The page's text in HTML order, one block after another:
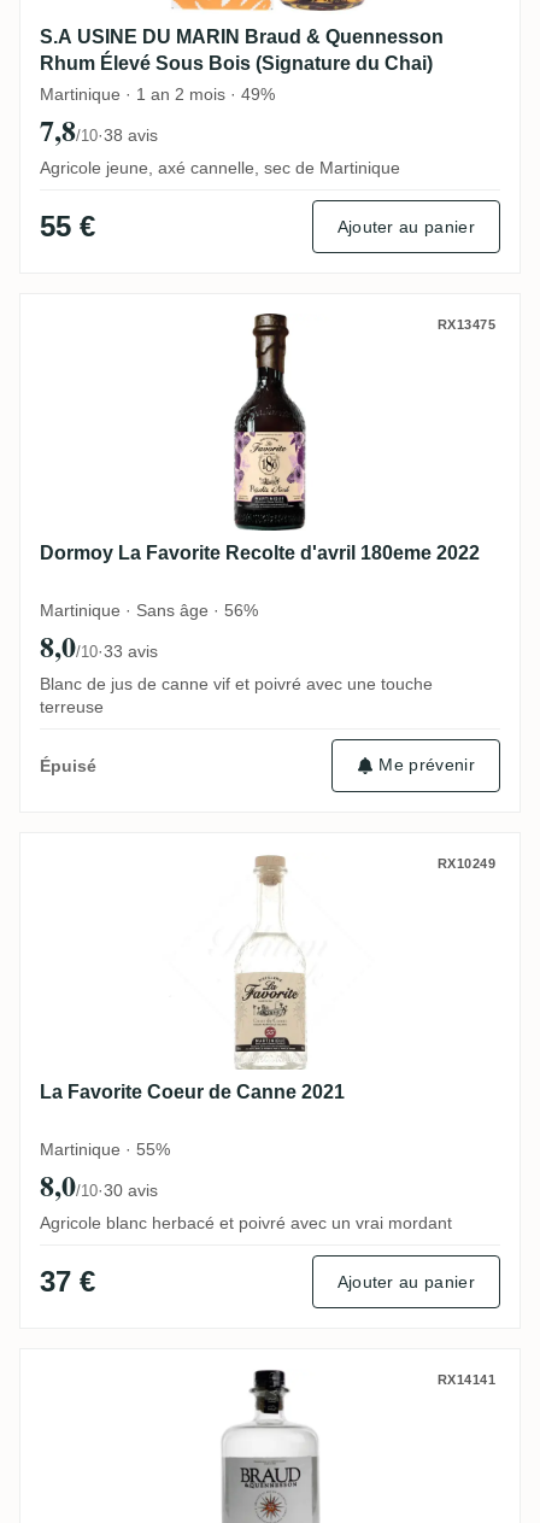
S.A USINE DU MARIN Braud & Quennesson
Rhum Élevé Sous Bois (Signature du Chai)
Martinique · 1 an 2 mois · 49%
7,8/10·38 avis
Agricole jeune, axé cannelle, sec de Martinique
55 € Ajouter au panier
Dormoy La Favorite Recolte d'avrilRX13475
Dormoy La Favorite Recolte d'avril 180eme 2022
Martinique · Sans âge · 56%
8,0/10·33 avis
Blanc de jus de canne vif et poivré avec une touche
terreuse
Épuisé Me prévenir
La Favorite Coeur de Canne 2021 RX10249
La Favorite Coeur de Canne 2021
Martinique · 55%
8,0/10·30 avis
Agricole blanc herbacé et poivré avec un vrai mordant
37 € Ajouter au panier
S.A USINE DU MARIN Braud & RX14141